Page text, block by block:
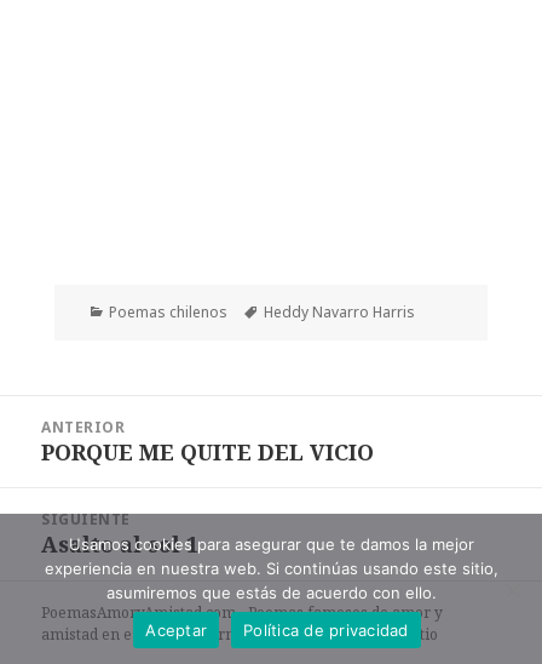
Categorías
Poemas chilenos Etiquetas
Heddy Navarro Harris
entradas
ANTERIOR
Entrada
PORQUE ME QUITE DEL VICIO
SIGUIENTE
Entrada
siguiente:
Asalto al sol 1
PoemasAmoryAmistad.com - Poemas famosos de amor y
amistad en español en formato de texto. |Mapa del sitio
Usamos cookies para asegurar que te damos la mejor
experiencia en nuestra web. Si continúas usando este sitio,
asumiremos que estás de acuerdo con ello.
Aceptar
Política de privacidad